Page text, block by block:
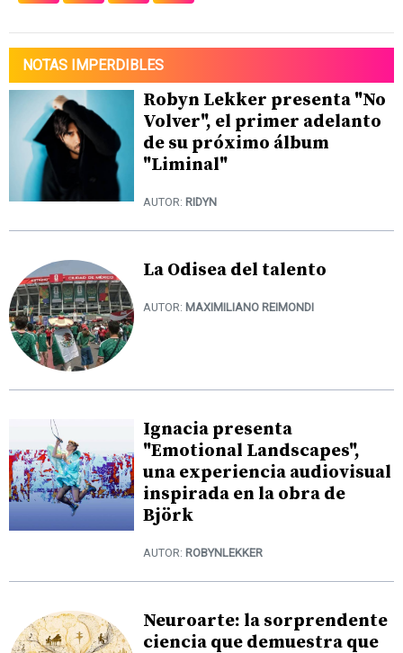
NOTAS IMPERDIBLES
Robyn Lekker presenta "No
Volver", el primer adelanto
de su próximo álbum
"Liminal"
AUTOR: RIDYN
La Odisea del talento
AUTOR: MAXIMILIANO REIMONDI
Ignacia presenta
"Emotional Landscapes",
una experiencia audiovisual
inspirada en la obra de
Björk
AUTOR: ROBYNLEKKER
Neuroarte: la sorprendente
ciencia que demuestra que